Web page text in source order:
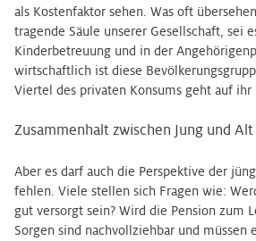
als Kostenfaktor sehen. Was oft
tragende Säule unserer Gesellschaft, sei
Kinderbetreuung und in der
wirtschaftlich ist diese
Viertel des privaten Konsums geht auf ihr
Zusammenhalt zwischen Jung und Alt
Aber es darf auch die Perspektive der
fehlen. Viele stellen sich Fragen wie:
gut versorgt sein? Wird die Pension zum
Sorgen sind nachvollziehbar und müssen